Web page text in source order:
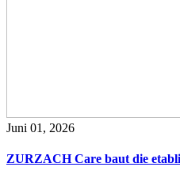
Juni 01, 2026
ZURZACH Care baut die